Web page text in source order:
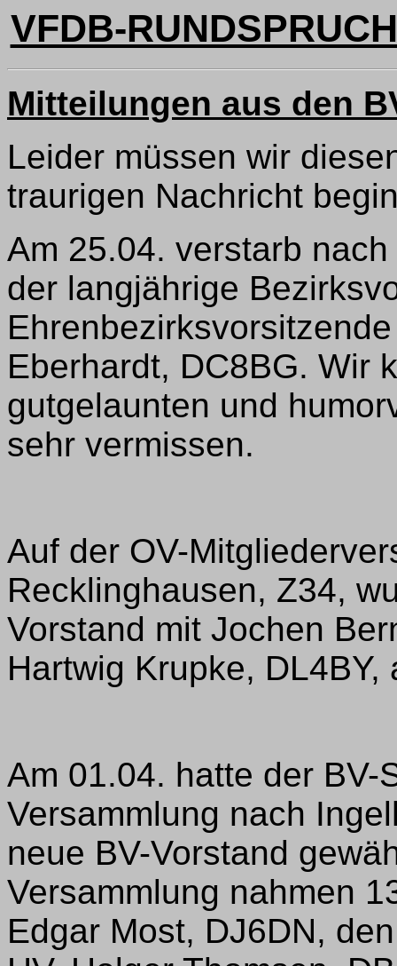
VFDB-
Mitteilungen aus den
Leider müssen wir
traurigen Nachricht
Am 25.04. verstarb
der langjährige
Eberhardt, DC8BG. Wir
gutgelaunten und
sehr vermissen.
Auf der OV-
Recklinghausen, Z34,
Vorstand mit Jochen
Hartwig Krupke,
Am 01.04. hatte der BV-
Versammlung nach
neue BV-Vorstand
Versammlung nahmen
Edgar Most, DJ6DN,